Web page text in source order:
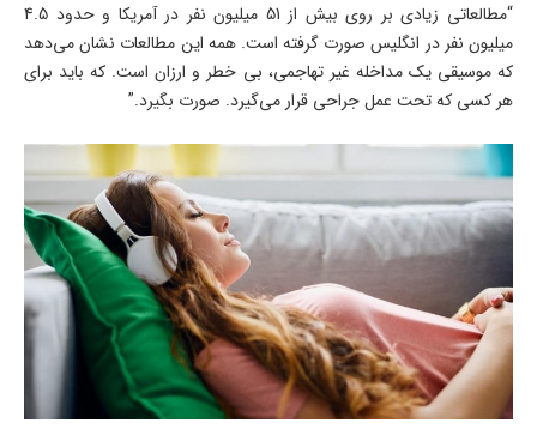
“مطالعاتی زیادی بر روی بیش از 51 میلیون نفر در آمریکا و حدود 4.5
میلیون نفر در انگلیس صورت گرفته است. همه این مطالعات نشان می‌دهد
که موسیقی یک مداخله غیر تهاجمی، بی خطر و ارزان است. که باید برای
هر کسی که تحت عمل جراحی قرار می‌گیرد. صورت بگیرد.”